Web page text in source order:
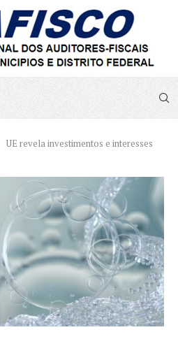
UE revela investimentos e interesses